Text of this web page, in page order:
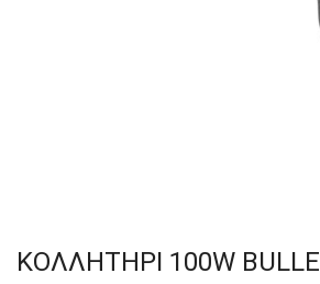
ΚΟΛΛΗΤΗΡΙ 100W BULLE